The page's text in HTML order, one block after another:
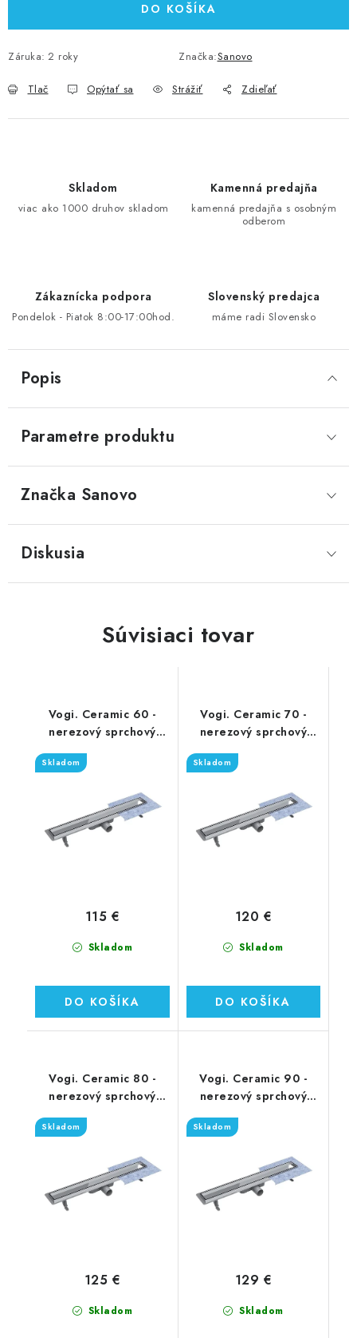
DO KOŠÍKA
Záruka: 2 roky Značka:Sanovo
Tlač Opýtať sa Strážiť Zdieľať
Skladom
viac ako 1000 druhov skladom
Kamenná predajňa
kamenná predajňa s osobným
odberom
Zákaznícka podpora
Pondelok - Piatok 8:00-17:00hod.
Slovenský predajca
máme radi Slovensko
Popis
Parametre produktu
Značka Sanovo
Diskusia
Súvisiaci tovar
Vogi. Ceramic 60 -
nerezový sprchový
žľab 60 cm (RD60set)
Skladom
Skladom
115 €
DO KOŠÍKA
Vogi. Ceramic 70 -
nerezový sprchový
žľab 70 cm (RD70set)
Skladom
Skladom
120 €
DO KOŠÍKA
Vogi. Ceramic 80 -
nerezový sprchový
Skladom
Skladom
125 €
Vogi. Ceramic 90 -
nerezový sprchový
Skladom
Skladom
129 €